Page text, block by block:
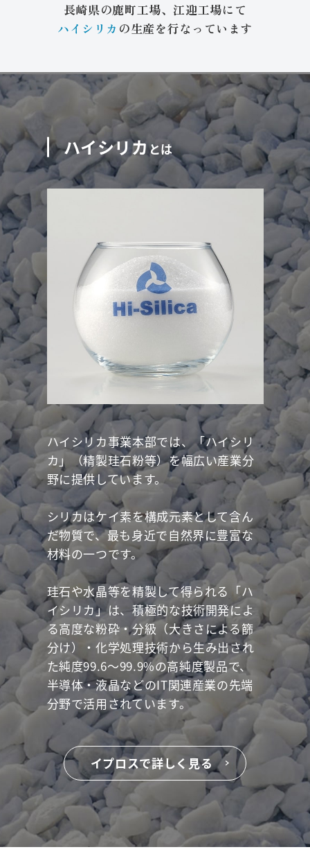
長崎県の鹿町工場、江迎工場にて
ハイシリカ の生産を行なっています
ハイシリカとは
ハイシリカ事業本部では、「ハイシリ
カ」（精製珪石粉等）を幅広い産業分
野に提供しています。
シリカはケイ素を構成元素として含ん
だ物質で、最も身近で自然界に豊富な
材料の一つです。
珪石や水晶等を精製して得られる「ハ
イシリカ」は、積極的な技術開発によ
る高度な粉砕・分級（大きさによる篩
分け）・化学処理技術から生み出され
た純度99.6～99.9%の高純度製品で、
半導体・液晶などのIT関連産業の先端
分野で活用されています。
イプロスで詳しく見る